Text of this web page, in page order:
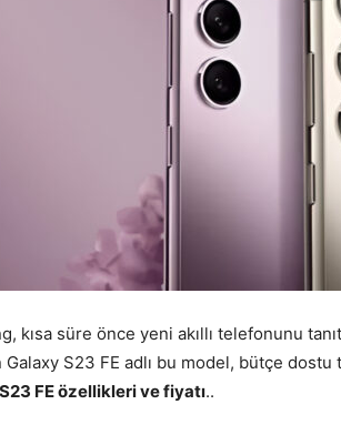
kısa süre önce yeni akıllı telefonunu
S23 FE adlı bu model, bütçe
FE özellikleri ve fiyatı..